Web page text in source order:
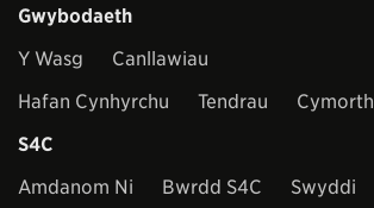
Gwybodaeth
Y Wasg
Canllawiau
Hafan Cynhyrchu
Tendrau
Cymorth
S4C
Amdanom Ni
Bwrdd S4C
Swyddi